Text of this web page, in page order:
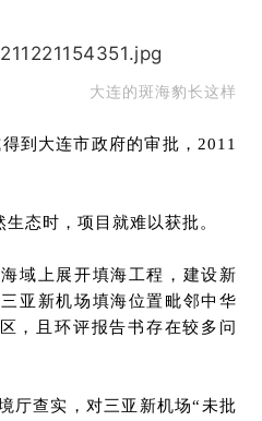
大连的斑海豹长这样
到大连市政府的审批，2011
态时，项目就难以获批。
域上展开填海工程，建设新
亚新机场填海位置毗邻中华
，且环评报告书存在较多问
厅查实，对三亚新机场“未批